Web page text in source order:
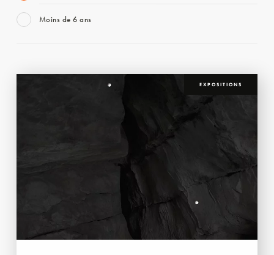
Moins de 6 ans
EXPOSITIONS